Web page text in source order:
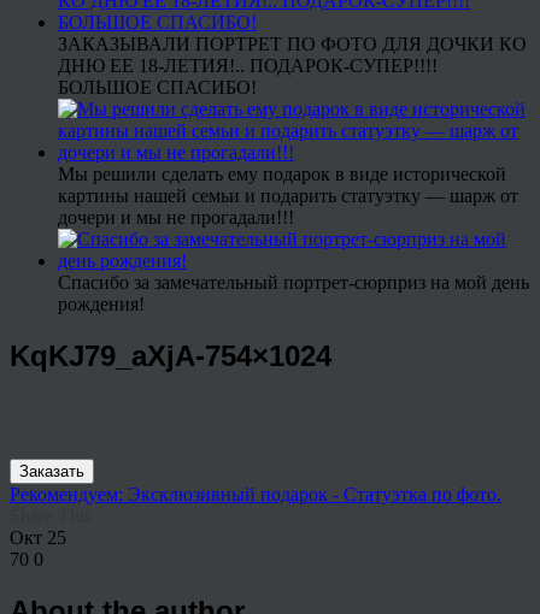
ЗАКАЗЫВАЛИ ПОРТРЕТ ПО ФОТО ДЛЯ ДОЧКИ КО
ДНЮ ЕЕ 18-ЛЕТИЯ!.. ПОДАРОК-СУПЕР!!!!
БОЛЬШОЕ СПАСИБО!
Мы решили сделать ему подарок в виде исторической
картины нашей семьи и подарить статуэтку — шарж от
дочери и мы не прогадали!!!
Спасибо за замечательный портрет-сюрприз на мой день
рождения!
KqKJ79_aXjA-754×1024
Заказать
Рекомендуем: Эксклюзивный подарок - Статуэтка по фото.
Окт 25
70 0